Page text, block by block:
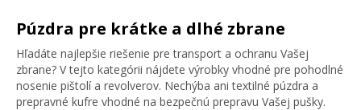
Púzdra pre krátke a dlhé zbrane
Hľadáte najlepšie riešenie pre transport a ochranu Vašej
zbrane? V tejto kategórii nájdete výrobky vhodné pre pohodlné
nosenie pištolí a revolverov. Nechýba ani textilné púzdra a
prepravné kufre vhodné na bezpečnú prepravu Vašej pušky.